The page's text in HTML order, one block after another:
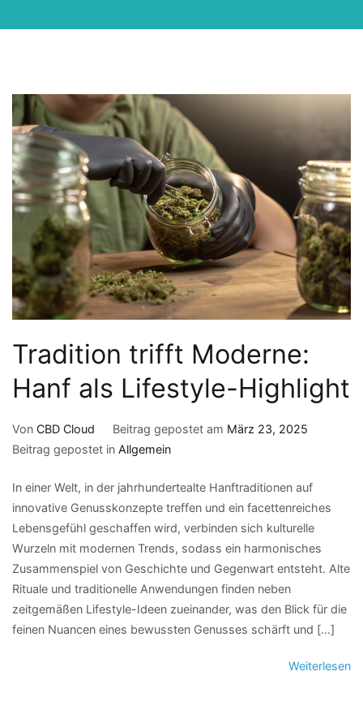
Tradition trifft Moderne:
Hanf als Lifestyle-Highlight
Von CBD Cloud Beitrag gepostet am März 23, 2025
Beitrag gepostet in Allgemein
In einer Welt, in der jahrhundertealte Hanftraditionen auf
innovative Genusskonzepte treffen und ein facettenreiches
Lebensgefühl geschaffen wird, verbinden sich kulturelle
Wurzeln mit modernen Trends, sodass ein harmonisches
Zusammenspiel von Geschichte und Gegenwart entsteht. Alte
Rituale und traditionelle Anwendungen finden neben
zeitgemäßen Lifestyle-Ideen zueinander, was den Blick für die
feinen Nuancen eines bewussten Genusses schärft und […]
Weiterlesen